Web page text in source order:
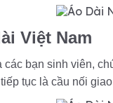
Việt Nam
bạn sinh viên,
tục là cầu nối